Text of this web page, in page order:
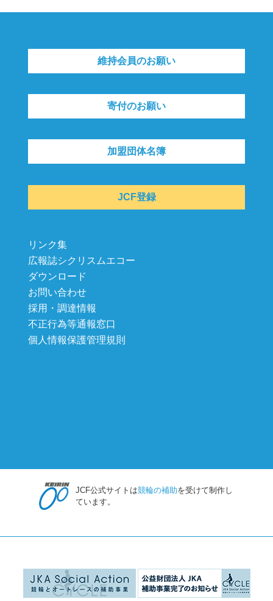
維持会員のお願い
寄付のお願い
加盟団体名簿
JCF登録
リンク集
広報誌シクリスムエコー
ダウンロード
お問い合わせ
採用・調達情報
不正行為等通報窓口
個人情報保護管理規則
JCF公式サイトは競輪の補助を受けて制作し
ています。